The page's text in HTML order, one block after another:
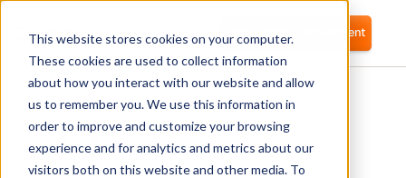
This website stores cookies on your computer.
These cookies are used to collect information
about how you interact with our website and allow
us to remember you. We use this information in
order to improve and customize your browsing
experience and for analytics and metrics about our
visitors both on this website and other media. To
Se connecter Commencer gratuitement